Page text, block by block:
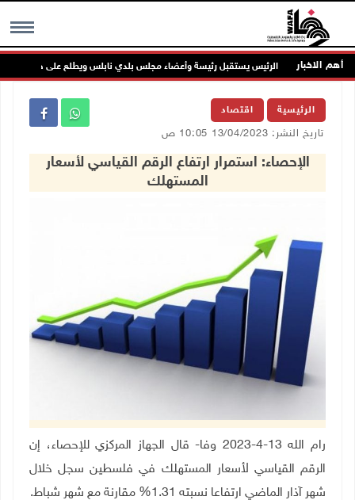
MENU أهم الاخبار الرئيس يستقبل رئيسة وأعضاء مجلس بلدي نابلس ويطلع على خطط النهوض
الرئيسية اقتصاد
تاريخ النشر: 13/04/2023 10:05 ص
الإحصاء: استمرار ارتفاع الرقم القياسي لأسعار
المستهلك
رام الله 13-4-2023 وفا- قال الجهاز المركزي للإحصاء، إن
الرقم القياسي لأسعار المستهلك في فلسطين سجل خلال
شهر آذار الماضي ارتفاعا نسبته 1.31% مقارنة مع شهر شباط.